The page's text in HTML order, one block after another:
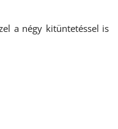
a négy kitüntetéssel is